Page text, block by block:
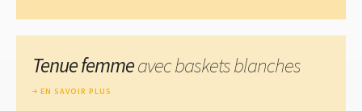
Tenue femmeavec baskets blanches
EN SAVOIR PLUS